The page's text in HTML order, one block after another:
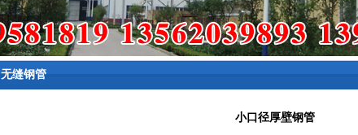
无缝钢管
小口径厚壁钢管